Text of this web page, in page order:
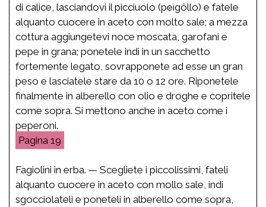
di calice, lasciandovi il picciuolo (peìgôllo) e fatele
alquanto cuocere in aceto con molto sale; a mezza
cottura aggiungetevi noce moscata, garofani e
pepe in grana; ponetele indi in un sacchetto
fortemente legato, sovrapponete ad esse un gran
peso e lasciatele stare da 10 o 12 ore. Riponetele
finalmente in alberello con olio e droghe e copritele
come sopra. Si mettono anche in aceto come i
peperoni.
19
Fagiolini in erba. — Scegliete i piccolissimi, fateli
alquanto cuocere in aceto con mollo sale, indi
sgocciolateli e poneteli in alberello come sopra,